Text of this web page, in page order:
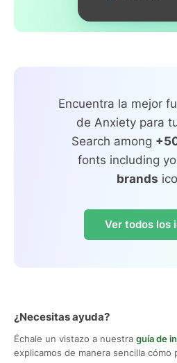
Encuentra la mejor
de Anxiety para
Search among
fonts including
brands
Ver todos los
¿Necesitas ayuda?
Échale un vistazo a nuestra guía de
explicamos de manera sencilla